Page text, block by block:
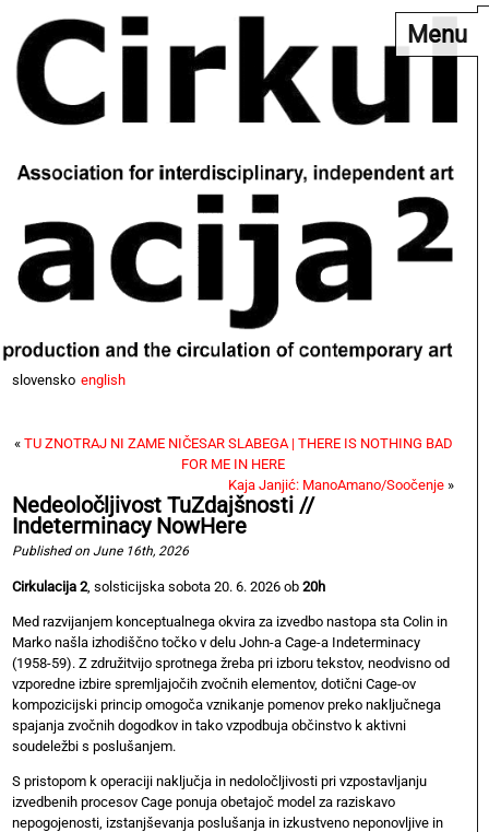
slovensko english
Menu
« TU ZNOTRAJ NI ZAME NIČESAR SLABEGA | THERE IS NOTHING BAD
FOR ME IN HERE
Kaja Janjić: ManoAmano/Soočenje »
Nedeoločljivost TuZdajšnosti //
Indeterminacy NowHere
Published on June 16th, 2026
Cirkulacija 2, solsticijska sobota 20. 6. 2026 ob 20h
Med razvijanjem konceptualnega okvira za izvedbo nastopa sta Colin in
Marko našla izhodiščno točko v delu John-a Cage-a Indeterminacy
(1958-59). Z združitvijo sprotnega žreba pri izboru tekstov, neodvisno od
vzporedne izbire spremljajočih zvočnih elementov, dotični Cage-ov
kompozicijski princip omogoča vznikanje pomenov preko naključnega
spajanja zvočnih dogodkov in tako vzpodbuja občinstvo k aktivni
soudeležbi s poslušanjem.
S pristopom k operaciji naključja in nedoločljivosti pri vzpostavljanju
izvedbenih procesov Cage ponuja obetajoč model za raziskavo
nepogojenosti, izstanjševanja poslušanja in izkustveno neponovljive in